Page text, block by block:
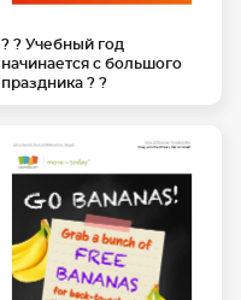
? ? Учебный год
начинается с большого
праздника ? ?